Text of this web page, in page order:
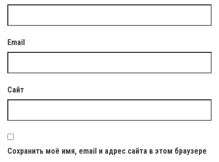
Email
Сайт
Сохранить моё имя, email и адрес сайта в этом браузере